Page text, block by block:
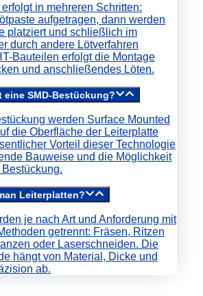
in mehreren Schritten:
aufgetragen, dann werden
platziert und schließlich im
durch andere Lötverfahren
Bauteilen erfolgt die Montage
und anschließendes Löten.
SMD-Bestückung?
werden Surface Mounted
die Oberfläche der Leiterplatte
Vorteil dieser Technologie
Bauweise und die Möglichkeit
Leiterplatten?
je nach Art und Anforderung mit
getrennt: Fräsen, Ritzen
oder Laserschneiden. Die
hängt von Material, Dicke und
ab.